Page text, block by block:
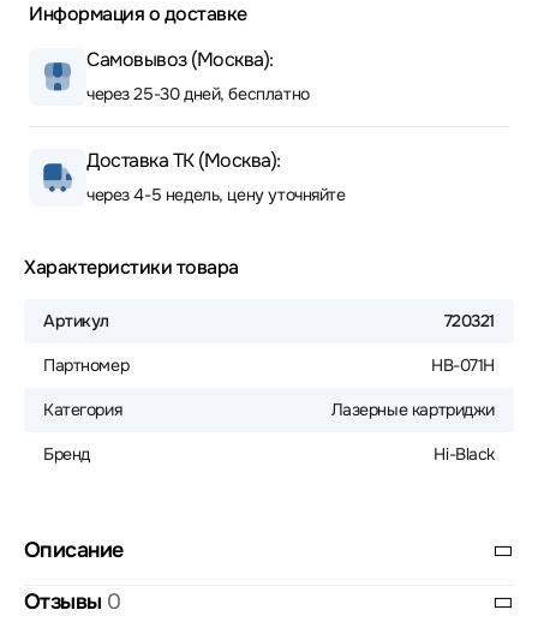
Информация о доставке
Самовывоз (Москва):
через 25-30 дней, бесплатно
Доставка ТК (Москва):
через 4-5 недель, цену уточняйте
Характеристики товара
Артикул 720321
Партномер HB-071H
Категория Лазерные картриджи
Бренд Hi-Black
Описание
Отзывы 0